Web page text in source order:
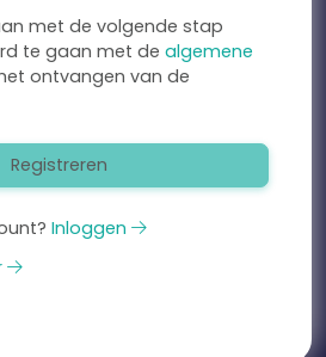
met de volgende stap
te gaan met de algemene
ontvangen van de
Registreren
Inloggen